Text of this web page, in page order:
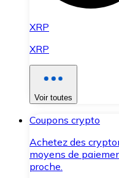
XRP
XRP
Voir toutes
Coupons crypto
Achetez des
moyens de
proche.